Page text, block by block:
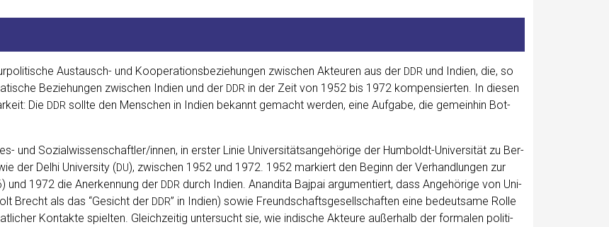
Aus­tausch- und Koope­ra­ti­ons­be­zie­hun­gen zwi­schen Akteu­ren aus der DDR und Indi­en, die, so
Bezie­hun­gen zwi­schen Indi­en und der DDR in der Zeit von 1952 bis 1972 kom­pen­sier­ten. In die­sen
Die DDR soll­te den Men­schen in Indi­en bekannt gemacht wer­den, eine Auf­ga­be, die gemein­hin Bot­
und Sozialwissenschaftler/innen, in ers­ter Linie Uni­ver­si­täts­an­ge­hö­ri­ge der Hum­boldt-Uni­ver­si­tät zu Ber­
der Delhi Uni­ver­si­ty (DU), zwi­schen 1952 und 1972. 1952 mar­kiert den Beginn der Ver­hand­lun­gen zur
und 1972 die Aner­ken­nung der DDR durch Indi­en. Anan­di­ta Baj­pai argu­men­tiert, dass Ange­hö­ri­ge von Uni­
Brecht als das “Gesicht der DDR” in Indi­en) sowie Freund­schafts­ge­sell­schaf­ten eine bedeut­sa­me Rol­le
Kon­tak­te spiel­ten. Gleich­zei­tig unter­sucht sie, wie indi­sche Akteu­re außer­halb der for­ma­len poli­ti­